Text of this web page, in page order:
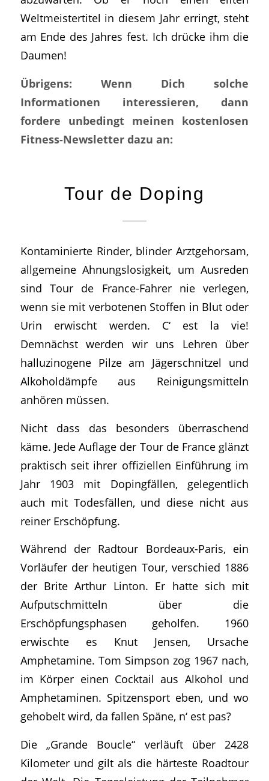
Weltmeistertitel in diesem Jahr erringt, steht
am Ende des Jahres fest. Ich drücke ihm die
Daumen!
Übrigens: Wenn Dich solche
Informationen interessieren, dann
fordere unbedingt meinen kostenlosen
Fitness-Newsletter dazu an:
Tour de Doping
Kontaminierte Rinder, blinder Arztgehorsam,
allgemeine Ahnungslosigkeit, um Ausreden
sind Tour de France-Fahrer nie verlegen,
wenn sie mit verbotenen Stoffen in Blut oder
Urin erwischt werden. C‘ est la vie!
Demnächst werden wir uns Lehren über
halluzinogene Pilze am Jägerschnitzel und
Alkoholdämpfe aus Reinigungsmitteln
anhören müssen.
Nicht dass das besonders überraschend
käme. Jede Auflage der Tour de France glänzt
praktisch seit ihrer offiziellen Einführung im
Jahr 1903 mit Dopingfällen, gelegentlich
auch mit Todesfällen, und diese nicht aus
reiner Erschöpfung.
Während der Radtour Bordeaux-Paris, ein
Vorläufer der heutigen Tour, verschied 1886
der Brite Arthur Linton. Er hatte sich mit
Aufputschmitteln über die
Erschöpfungsphasen geholfen. 1960
erwischte es Knut Jensen, Ursache
Amphetamine. Tom Simpson zog 1967 nach,
im Körper einen Cocktail aus Alkohol und
Amphetaminen. Spitzensport eben, und wo
gehobelt wird, da fallen Späne, n‘ est pas?
Die „Grande Boucle“ verläuft über 2428
Kilometer und gilt als die härteste Roadtour